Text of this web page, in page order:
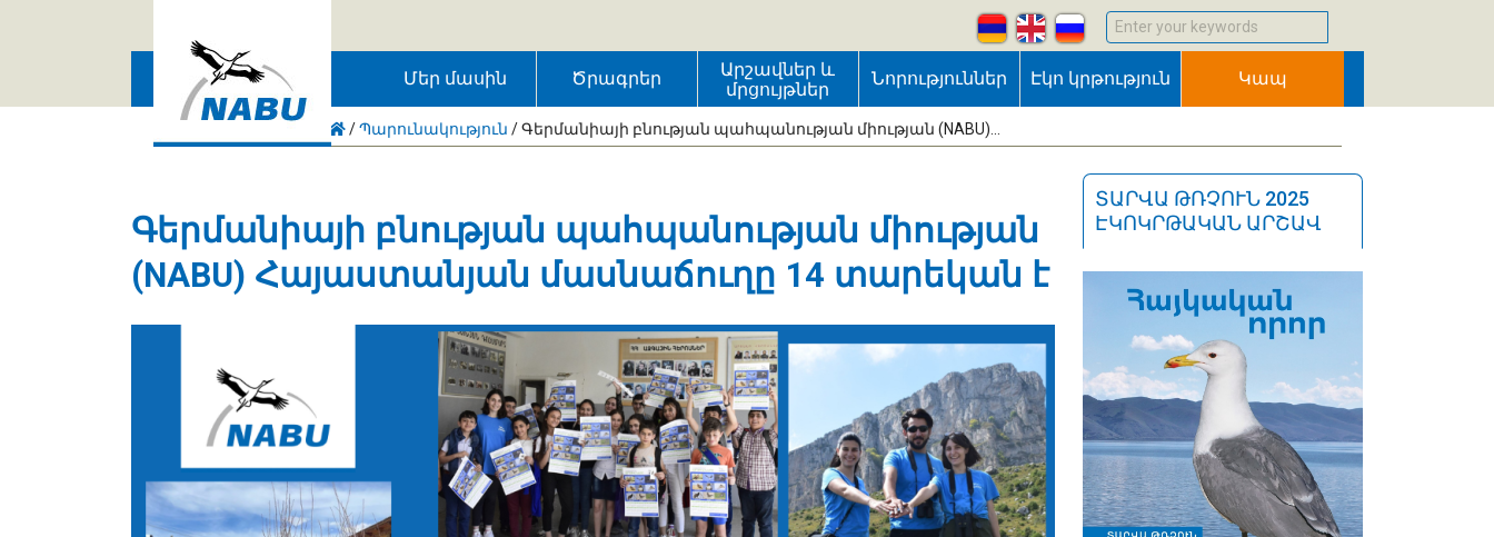
Enter your keywords
Մեր մասին Ծրագրեր
Արշավներ և
մրցույթներ
Նորություններ Էկո կրթություն Կապ
/Պարունակություն /Գերմանիայի բնության պահպանության միության (NABU)...
Գերմանիայի բնության պահպանության միության
(NABU) Հայաստանյան մասնաճուղը 14 տարեկան է
ՏԱՐՎԱ ԹՌՉՈՒՆ 2025
ԷԿՈԿՐԹԱԿԱՆ ԱՐՇԱՎ